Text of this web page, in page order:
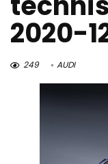
2020-
249 AUDI